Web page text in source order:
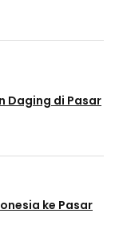
Daging di Pasar
ke Pasar